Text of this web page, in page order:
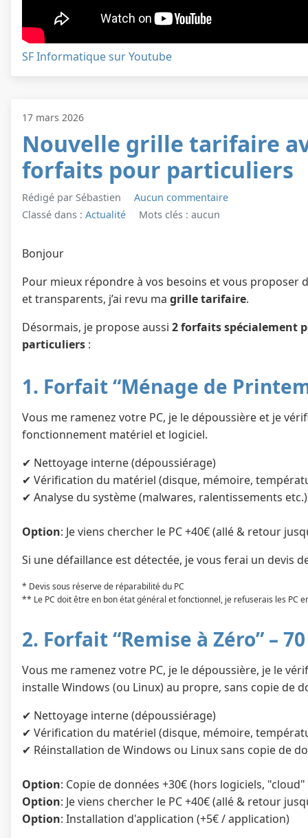
SF Informatique sur Youtube
17 mars 2026
Nouvelle grille tarifaire
forfaits pour particuliers
Rédigé par Sébastien
Aucun commentaire
Classé dans : Actualité Mots clés : aucun
Bonjour
Pour mieux répondre à vos besoins et vous proposer
et transparents, j’ai revu ma grille tarifaire.
Désormais, je propose aussi 2 forfaits spécialement
particuliers :
1. Forfait “Ménage de
Vous me ramenez votre PC, je le dépoussière et je
fonctionnement matériel et logiciel.
✔ Nettoyage interne (dépoussiérage)
✔ Vérification du matériel (disque, mémoire,
✔ Analyse du système (malwares, ralentissements etc.)
Option: Je viens chercher le PC +40€ (allé & retour
Si une défaillance est détectée, je vous ferai un devis
* Devis sous réserve de réparabilité du PC
** Le PC doit être en bon état général et fonctionnel, je refuserais les PC
2. Forfait “Remise à Zéro” –
Vous me ramenez votre PC, je le dépoussière, je le
installe Windows (ou Linux) au propre, sans copie de
✔ Nettoyage interne (dépoussiérage)
✔ Vérification du matériel (disque, mémoire,
✔ Réinstallation de Windows ou Linux sans copie de
Option: Copie de données +30€ (hors logiciels,
Option: Je viens chercher le PC +40€ (allé & retour
Option: Installation d'application (+5€ / application)